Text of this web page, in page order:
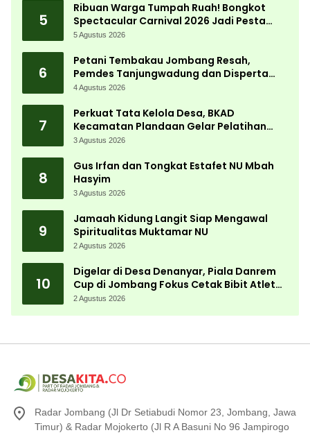
5
Ribuan Warga Tumpah Ruah! Bongkot
Spectacular Carnival 2026 Jadi Pesta
Kemerdekaan Terbesar di Peterongan
5 Agustus 2026
6
Petani Tembakau Jombang Resah,
Pemdes Tanjungwadung dan Disperta
Bergerak Cepat
4 Agustus 2026
7
Perkuat Tata Kelola Desa, BKAD
Kecamatan Plandaan Gelar Pelatihan
Aparatur Pemdes
3 Agustus 2026
8
Gus Irfan dan Tongkat Estafet NU Mbah
Hasyim
3 Agustus 2026
9
Jamaah Kidung Langit Siap Mengawal
Spiritualitas Muktamar NU
2 Agustus 2026
10
Digelar di Desa Denanyar, Piala Danrem
Cup di Jombang Fokus Cetak Bibit Atlet
Menembak Berprestasi
2 Agustus 2026
Radar Jombang (Jl Dr Setiabudi Nomor 23, Jombang, Jawa
Timur) & Radar Mojokerto (Jl R A Basuni No 96 Jampirogo